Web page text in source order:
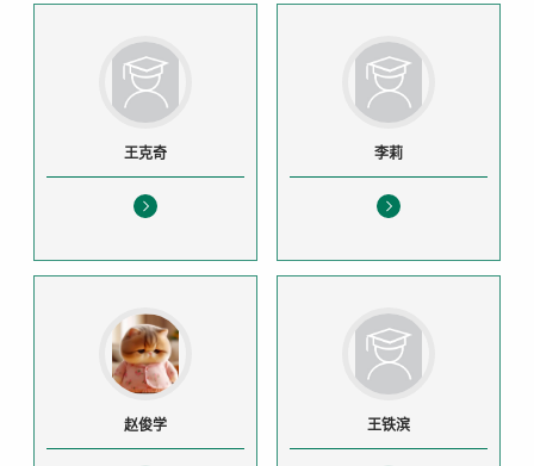
王克奇 李莉
赵俊学 王铁滨